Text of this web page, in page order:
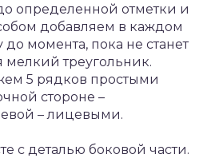
определенной отметки и
добавляем в каждом
момента, пока не станет
мелкий треугольник.
5 рядков простыми
стороне –
– лицевыми.
с деталью боковой части.